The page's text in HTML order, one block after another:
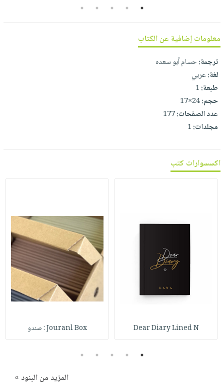
نيل
وفرات
انشر
كتابك
تواصل
معنا
1
2
3
4
5
معلومات إضافية عن الكتاب
ترجمة:حسام أبو سعده
لغة:عربي
طبعة:1
حجم:24×17
عدد الصفحات:177
مجلدات:1
اكسسوارات كتب
Dear Diary Lined N Jouranl Box : صندو
1
2
3
4
5
المزيد من البنود »